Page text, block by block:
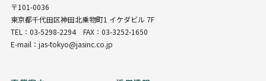
〒101-0036
東京都千代田区神田北乗物町1 イケダビル 7F
TEL：03-5298-2294 FAX：03-3252-1650
E-mail：jas-tokyo@jasinc.co.jp